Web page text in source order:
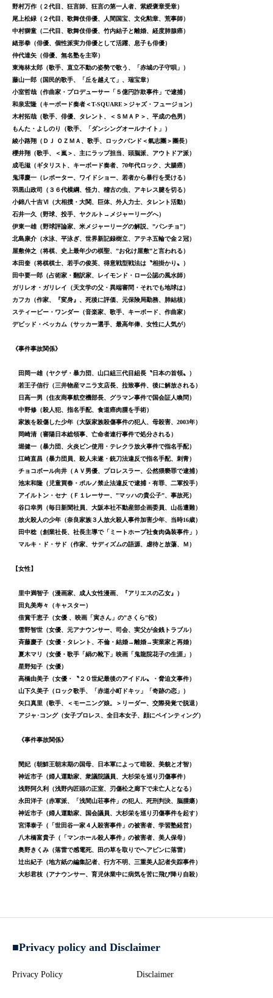
野村万作（２代目、狂言師、狂言の第一人者、紫綬褒章受章）
尾上松緑（２代目、歌舞伎俳優、人間国宝、文化勲章、荒事師）
中村獅童（二代目、歌舞伎俳優、竹内結子と離婚、経度肺腺癌）
緒形拳（俳優、個性派実力俳優として活躍、息子も俳優）
仲代達矢（俳優、無名塾を主宰）
東海林太郎（歌手、直立不動の姿勢で歌う、「赤城の子守唄」）
藤山一郎（国民的歌手、「丘を越えて」、瑞宝章）
小室哲哉（作曲家・プロデューサー「５億円詐欺事件」で逮捕）
和泉宏隆（キーボード奏者＜T-SQUARE＞ジャズ・フュージョン）
木村拓哉（歌手、俳優、タレント、＜ＳＭＡＰ＞、平成の色男）
もんた・よしのり（歌手、「ダンシングオールナイト」）
綾小路翔（ＤＪ ＯＺＭＡ、歌手、ロックバンド＜氣志團＞團長）
櫻井翔（歌手、＜嵐＞、主にラップ担当、頭脳派、アウトドア派）
成毛滋（ギタリスト、キーボード奏者、70年代ロック、大腸癌）
鬼澤慶一（レポーター、ワイドショー、若者から暴行を受ける）
羽黒山政司（３６代横綱、怪力、稽古の虫、アキレス腱を切る）
小錦八十吉Ⅵ（大相撲・大関、巨体、外人力士、タレント活動）
石井一久（野球、投手、ヤクルト→メジャーリーグへ）
伊東一雄（野球評論家、米メジャーリーグの解説、”パンチョ”）
北島康介（水泳、平泳ぎ、世界新記録樹立、アテネ五輪で金２冠）
屋敷伸之（将棋、史上最年少の棋聖、”お化け屋敷”と言われる）
本田奎（将棋棋士、若手の俊英、得意戦型戦法は〝相掛かり〟）
田中要一郎（占術家・翻訳家、レイモンド・ロー公認の風水師）
ガリレオ・ガリレイ（天文学の父・異端審問・それでも地球は）
カフカ（作家、『変身』、死後に評価、元保険局勤務、肺結核）
スティービー・ワンダー（音楽家、歌手、キーボード、作曲家）
デビッド・ベッカム（サッカー選手、最高年俸、女性に人気が）
《事件事故関係》
田岡一雄（ヤクザ・暴力団、山口組三代目組長〝日本の首領〟）
若王子信行（三井物産マニラ支店長、拉致事件、後に解放される）
日高一男（住友商事航空機部長、グラマン事件で国会証人喚問）
中野修（殺人犯、指名手配、食道癌肉腫を手術）
家族を殺傷した少年（大阪家族殺傷事件の犯人、母殺害、2003年）
岡崎清（審陽日本総領事、亡命者連行事件で処分される）
堀健一（暴力団、火炎ビン使用・テレクラ放火事件で指名手配）
江崎直昌（暴力団員、殺人未遂・銃刀法違反で指名手配、刺青）
チョコボール向井（ＡＶ男優、プロレスラー、公然猥褻罪で逮捕）
池末和隆（児童買春・ポルノ禁止法違反で逮捕・有罪、二軍投手）
アイルトン・セナ（Ｆ１レーサー、”マッハの貴公子”、事故死）
谷口幸男（毎日新聞社員、大阪本社不動産部企画委員、山岳遭難）
放火殺人の少年（奈良家族３人放火殺人事件加害少年、当時16歳）
田中稔（創業社長、社長主導で「ミートホープ社食肉偽装事件」）
マルキ・ド・サド（作家、サディズムの語源、虐待と放蕩、Ｍ）
【女性】
里中満智子（漫画家、成人女性漫画、『アリエスの乙女』）
田丸美寿々（キャスター）
倍賞千恵子（女優 、映画「寅さん」の”さくら”役）
雪野智世（女優、元アナウンサー、司会、実父が金銭トラブル）
斉藤慶子（女優・タレント、不倫・結婚→離婚→実業家と再婚）
夏木マリ（女優・歌手「絹の靴下」映画「鬼龍院花子の生涯」）
星野知子（女優）
高橋由美子（女優・〝２０世紀最後のアイドル〟・脅迫文事件）
山下久美子（ロック歌手、「赤道小町ドキッ」「奇跡の恋」）
矢口真里（歌手、＜モーニング娘。＞リーダー、交際発覚で脱退）
アジャ･コング（女子プロレス、全日本女子、顔にペインティング）
《事件事故関係》
閔妃（朝鮮王朝末期の国母、日本軍によって暗殺、美貌と才智）
神近市子（婦人運動家、衆議院議員、大杉栄を巡り刃傷事件）
浅野阿久利（浅野内匠頭の正室、刃傷松之廊下で未亡人となる）
永田洋子（赤軍派、「浅間山荘事件」の犯人、死刑判決、脳腫瘍）
神近市子（婦人運動家、国会議員、大杉栄を巡り刃傷事件を起す）
宮澤泰子（「世田谷一家４人殺害事件」の被害者、学習塾経営）
八木橋富貴子（「マンホール殺人事件」の被害者、美人保母）
奥野きくみ（落雷で感電死、田の草を取りでヘアピンに落雷）
辻出紀子（地方紙の編集記者、行方不明、三重美人記者失踪事件）
大杉君枝（アナウンサー、育児休業中に病気を苦に飛び降り自殺）
■Privacy policy and Disclaimer
Privacy Policy Disclaimer